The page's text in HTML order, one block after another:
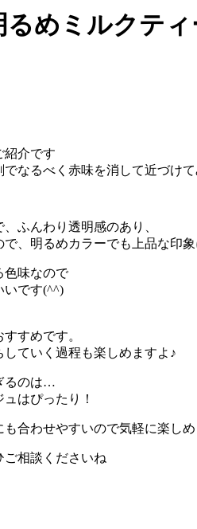
めミルクテ
紹介です
なるべく赤味を消して近づけて
ふんわり透明感のあり、
で、明るめカラーでも上品な印
色味なので
いです(^^)
すめです。
ていく過程も楽しめますよ♪
るのは…
はぴったり！
合わせやすいので気軽に楽しめ
ご相談くださいね